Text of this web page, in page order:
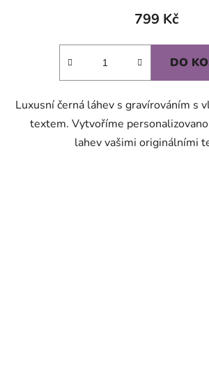
799 Kč
DO
Luxusní černá láhev s gravírováním s
textem. Vytvoříme
lahev vašimi originálními